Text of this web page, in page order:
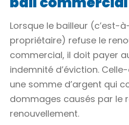
Lorsque le bailleur (c’est-
propriétaire) refuse le
commercial, il doit payer
indemnité d’éviction.
une somme d’argent qui
dommages causés par le
renouvellement.